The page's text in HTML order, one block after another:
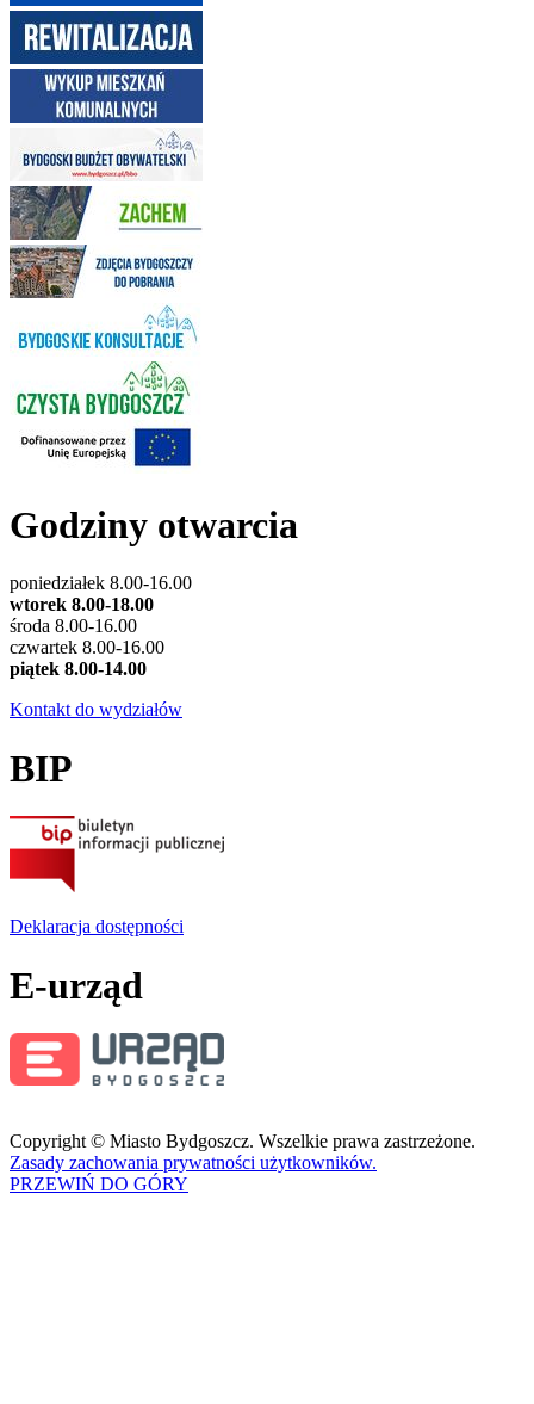
Godziny otwarcia
poniedziałek 8.00-16.00
wtorek 8.00-18.00
środa 8.00-16.00
czwartek 8.00-16.00
piątek 8.00-14.00
Kontakt do wydziałów
BIP
Deklaracja dostępności
E-urząd
Copyright © Miasto Bydgoszcz. Wszelkie prawa zastrzeżone.
Zasady zachowania prywatności użytkowników.
PRZEWIŃ DO GÓRY